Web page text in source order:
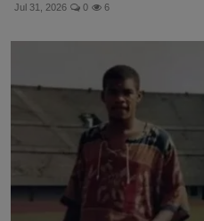
Jul 31, 2026 0 6